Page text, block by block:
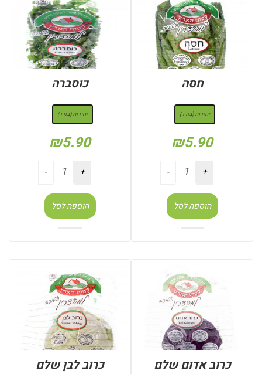
חסה
יחידות (בודד)
₪5.90
הוספה לסל
כוסברה
יחידות (בודד)
₪5.90
הוספה לסל
כרוב אדום שלם כרוב לבן שלם